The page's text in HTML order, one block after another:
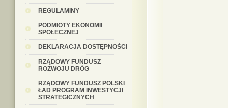
REGULAMINY
PODMIOTY EKONOMII
SPOŁECZNEJ
DEKLARACJA DOSTĘPNOŚCI
RZĄDOWY FUNDUSZ
ROZWOJU DRÓG
RZĄDOWY FUNDUSZ POLSKI
ŁAD PROGRAM INWESTYCJI
STRATEGICZNYCH